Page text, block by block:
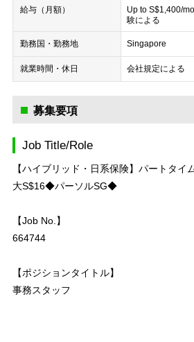
給与（月額）
Up to S$1,400/
験による
勤務国・勤務地 Singapore
就業時間・休日 会社規定による
募集要項
Job Title/Role
【ハイブリッド・日系保険】パートタイ
大S$16◆パーソルSG◆
【Job No.】
664744
【ポジションタイトル】
事務スタッフ